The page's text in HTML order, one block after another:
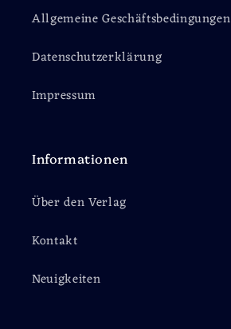
Allgemeine Geschäftsbedingungen
Datenschutzerklärung
Impressum
Informationen
Über den Verlag
Kontakt
Neuigkeiten